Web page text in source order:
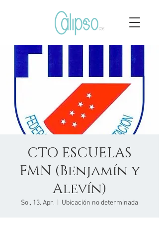
CTO ESCUELAS
FMN (Benjamín y
Alevín)
So., 13. Apr. Ubicación no determinada